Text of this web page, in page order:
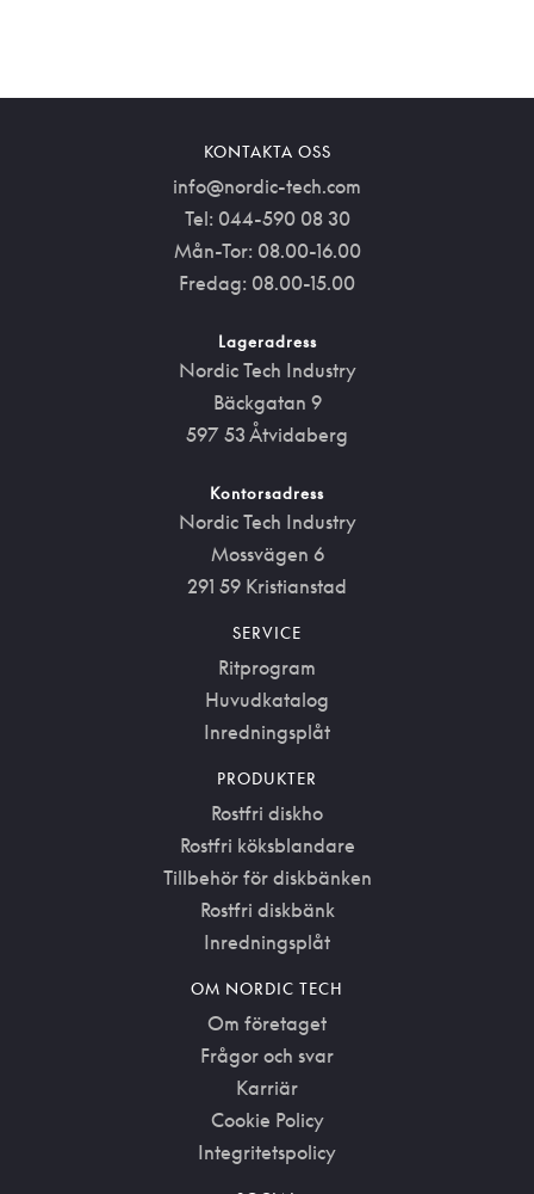
KONTAKTA OSS
info@nordic-tech.com
Tel: 044-590 08 30
Mån-Tor: 08.00-16.00
Fredag: 08.00-15.00
Lageradress
Nordic Tech Industry
Bäckgatan 9
597 53 Åtvidaberg
Kontorsadress
Nordic Tech Industry
Mossvägen 6
291 59 Kristianstad
SERVICE
Ritprogram
Huvudkatalog
Inredningsplåt
PRODUKTER
Rostfri diskho
Rostfri köksblandare
Tillbehör för diskbänken
Rostfri diskbänk
Inredningsplåt
OM NORDIC TECH
Om företaget
Frågor och svar
Karriär
Cookie Policy
Integritetspolicy